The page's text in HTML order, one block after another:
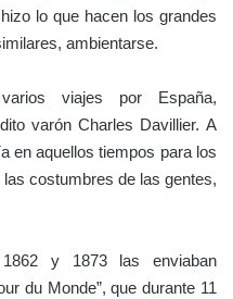
hizo lo que hacen los grandes
ambientarse.
viajes por España,
varón Charles Davillier. A
en aquellos tiempos para los
costumbres de las gentes,
y 1873 las enviaban
du Monde”, que durante 11